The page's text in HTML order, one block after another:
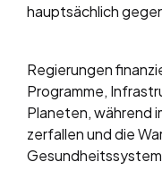
hauptsächlich
Regierungen
Programme,
Planeten, während
zerfallen und die